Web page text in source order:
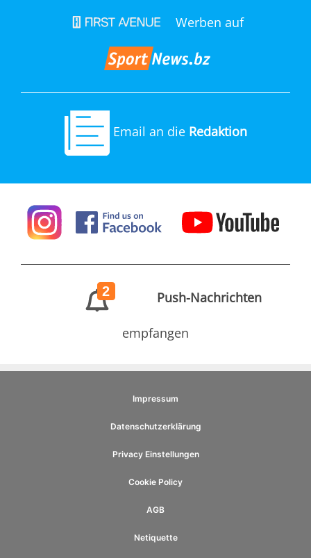
Werben auf
Email an die Redaktion
2 Push-Nachrichten
empfangen
Impressum
Datenschutzerklärung
Privacy Einstellungen
Cookie Policy
AGB
Netiquette